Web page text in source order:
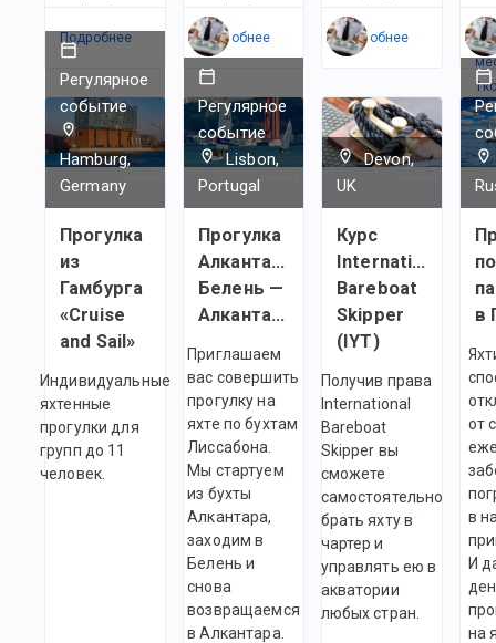
Подробнее Подробнее Подробнее
1
Регулярное
событие
Hamburg,
Germany
Прогулка
из
Гамбурга
«Cruise
and Sail»
Индивидуальные
яхтенные
прогулки для
групп до 11
человек.
Регулярное
событие
Lisbon,
Portugal
Прогулка
Алкантара —
Белень —
Алкантара
Приглашаем
вас совершить
прогулку на
яхте по бухтам
Лиссабона.
Мы стартуем
из бухты
Алкантара,
заходим в
Белень и
снова
возвращаемся
в Алкантара.
Devon,
UK
Курс
International
Bareboat
Skipper
(IYT)
Получив права
International
Bareboat
Skipper вы
сможете
самостоятельно
брать яхту в
чартер и
управлять ею в
акватории
любых стран.
от
в
И
на